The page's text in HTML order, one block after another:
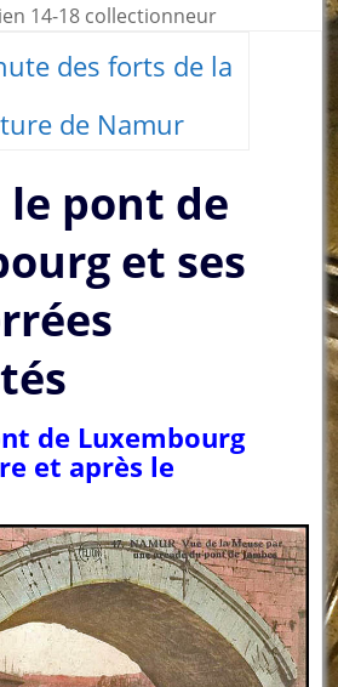
14-18 collectionneur
des forts de la
de Namur
pont de
et ses
de Luxembourg
et après le